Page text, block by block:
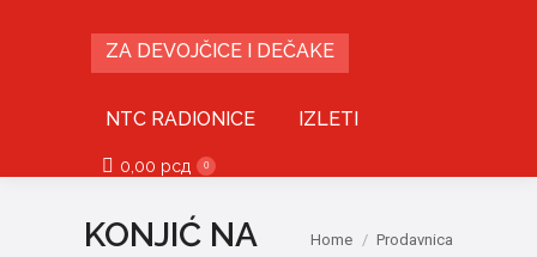
ZA DEVOJČICE I DEČAKE
NTC RADIONICE IZLETI
0,00 рсд 0
KONJIĆ NA
You are here:
Home
Prodavnica